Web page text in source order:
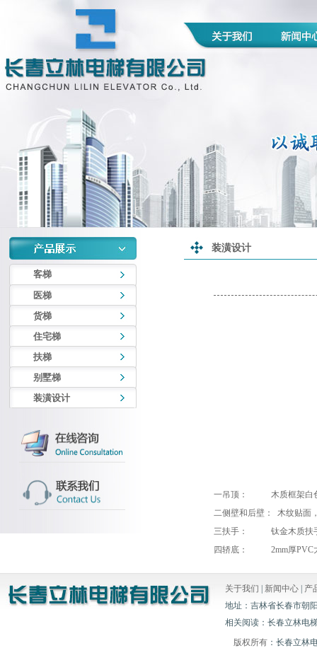
客梯
医梯
货梯
住宅梯
扶梯
别墅梯
装潢设计
装潢设计
一吊顶： 木质框架白色
二侧壁和后壁： 木纹贴面
三扶手： 钛金木质扶
四轿底： 2mm厚PVC
关于我们 新闻中心
产
地址：吉林省长春市朝
相关阅读：长春立林电
版权所有 ：长春立